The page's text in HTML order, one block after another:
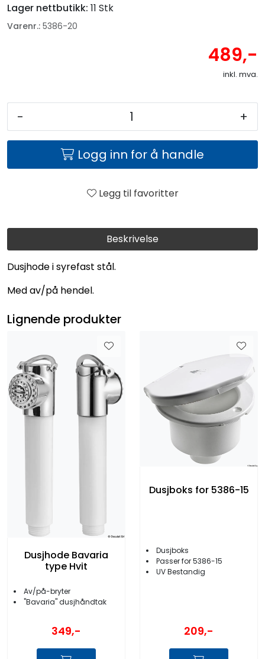
Beskrivelse
Dusjhode i syrefast stål.
Med av/på hendel.
Lager nettbutikk: 11 Stk
Varenr.: 5386-20
489,-
inkl. mva.
- +
Logg inn for å handle
Legg til favoritter
Lignende produkter
Dusjhode Bavaria
type Hvit
Av/på-bryter
''Bavaria'' dusjhåndtak
349,-
Dusjboks for 5386-15
Dusjboks
Passer for 5386-15
UV Bestandig
209,-